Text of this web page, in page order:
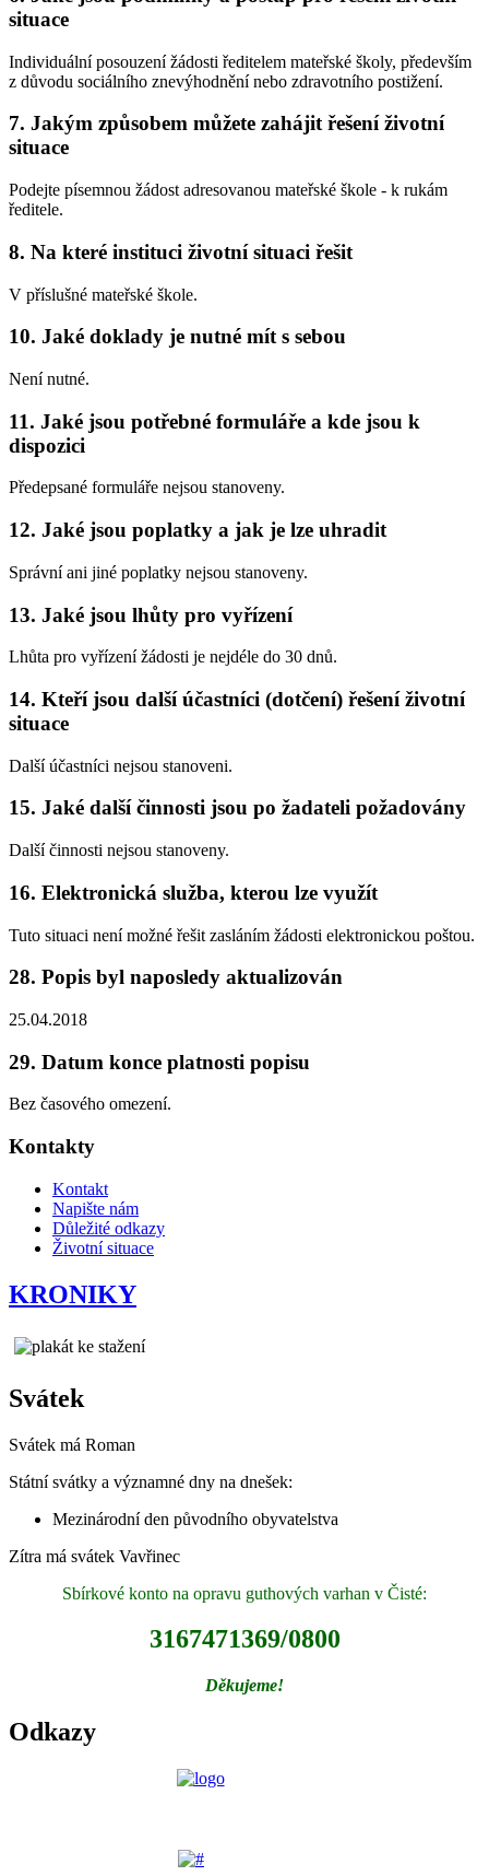
situace
Individuální posouzení žádosti ředitelem mateřské školy, především
z důvodu sociálního znevýhodnění nebo zdravotního postižení.
7. Jakým způsobem můžete zahájit řešení životní
situace
Podejte písemnou žádost adresovanou mateřské škole - k rukám
ředitele.
8. Na které instituci životní situaci řešit
V příslušné mateřské škole.
10. Jaké doklady je nutné mít s sebou
Není nutné.
11. Jaké jsou potřebné formuláře a kde jsou k
dispozici
Předepsané formuláře nejsou stanoveny.
12. Jaké jsou poplatky a jak je lze uhradit
Správní ani jiné poplatky nejsou stanoveny.
13. Jaké jsou lhůty pro vyřízení
Lhůta pro vyřízení žádosti je nejdéle do 30 dnů.
14. Kteří jsou další účastníci (dotčení) řešení životní
situace
Další účastníci nejsou stanoveni.
15. Jaké další činnosti jsou po žadateli požadovány
Další činnosti nejsou stanoveny.
16. Elektronická služba, kterou lze využít
Tuto situaci není možné řešit zasláním žádosti elektronickou poštou.
28. Popis byl naposledy aktualizován
25.04.2018
29. Datum konce platnosti popisu
Bez časového omezení.
Kontakty
Kontakt
Napište nám
Důležité odkazy
Životní situace
KRONIKY
Svátek
Svátek má Roman
Státní svátky a významné dny na dnešek:
Mezinárodní den původního obyvatelstva
Zítra má svátek Vavřinec
Sbírkové konto na opravu guthových varhan v Čisté:
3167471369/0800
Děkujeme!
Odkazy